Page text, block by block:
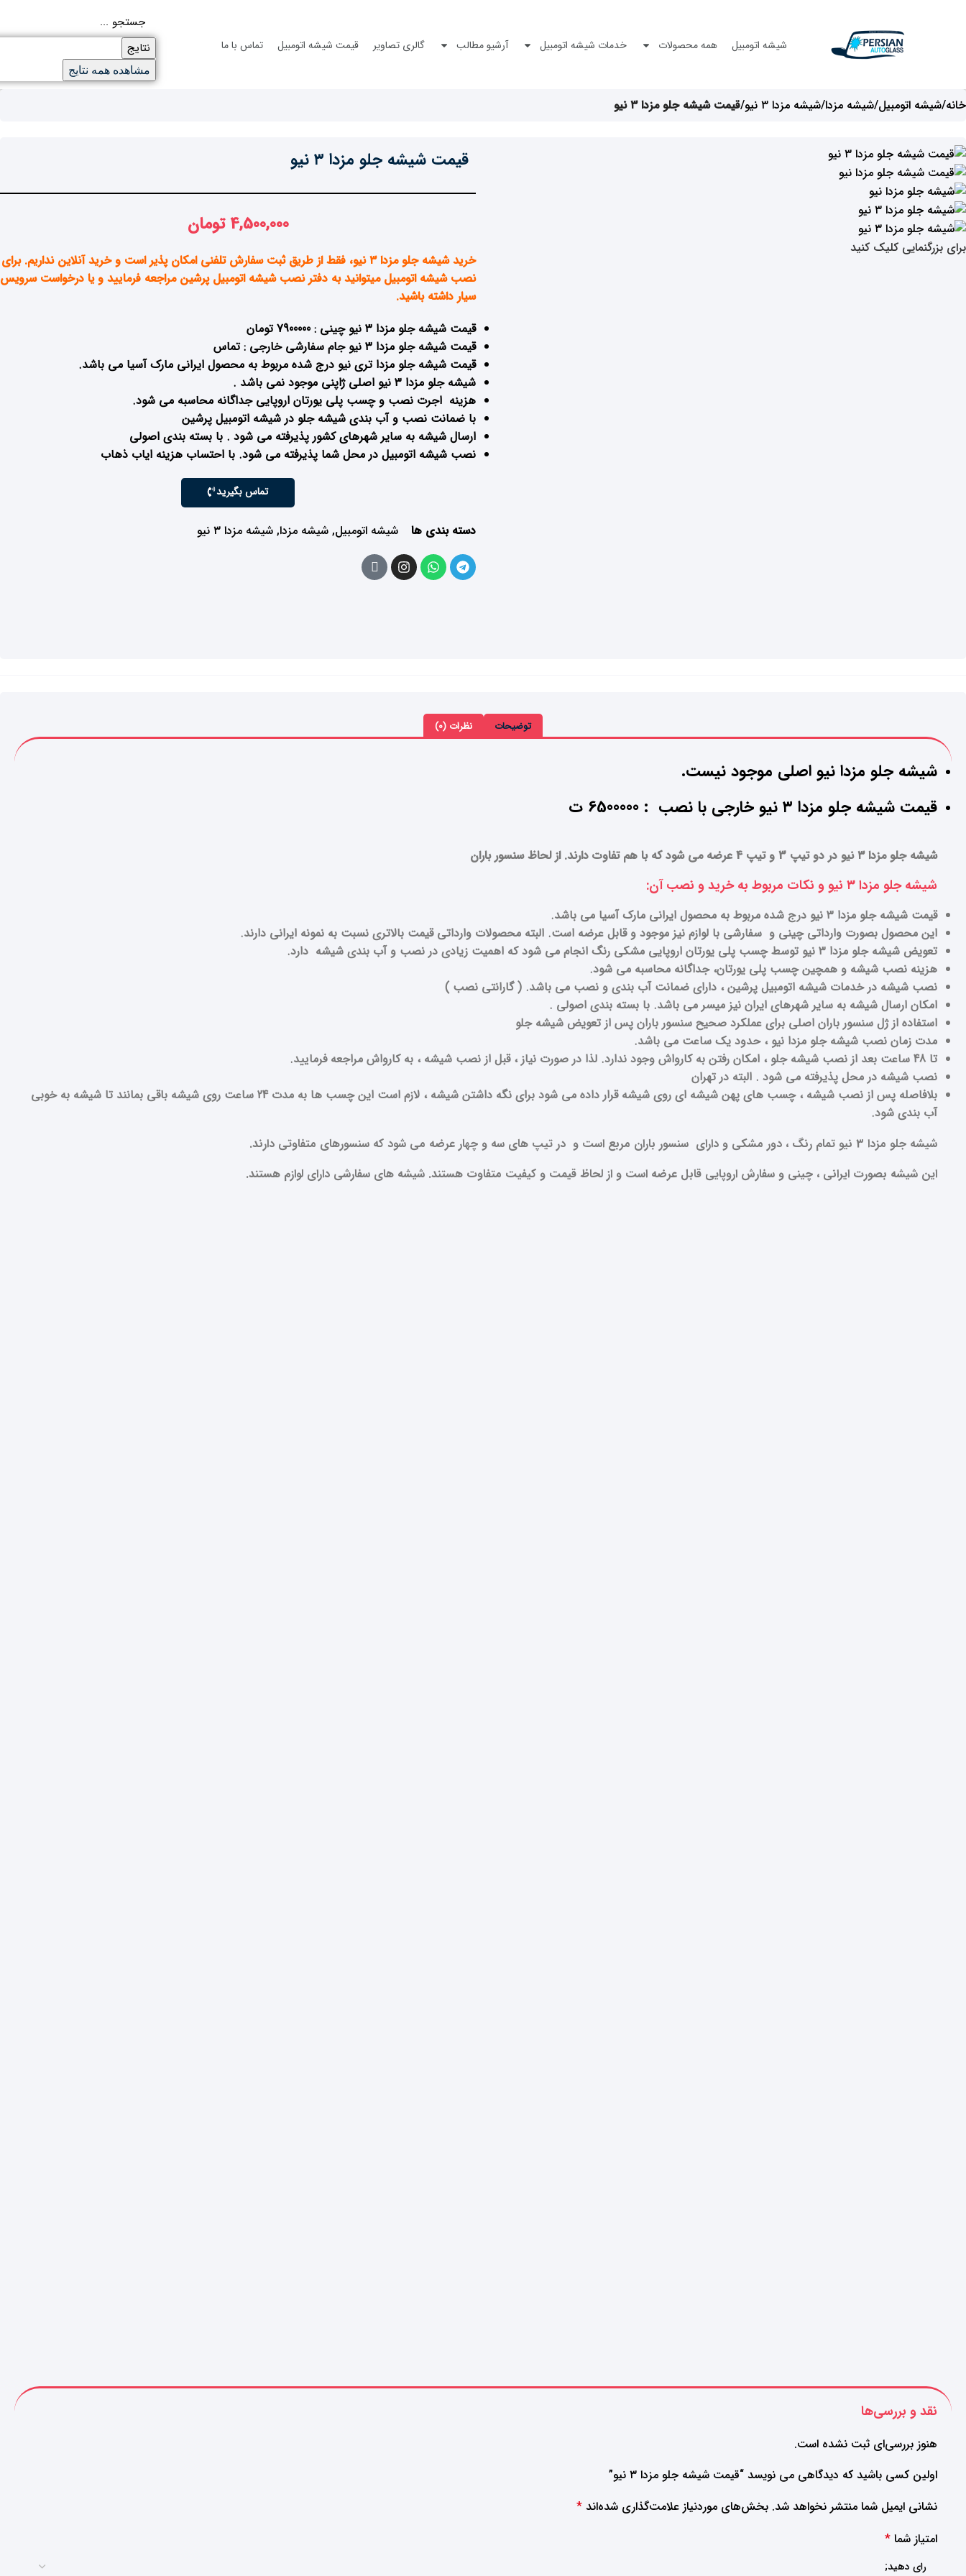
شیشه اتومبیل همه محصولات خدمات شیشه اتومبیل آرشیو مطالب گالری تصاویر قیمت شیشه اتومبیل تماس با ما نتایج
مشاهده همه نتایج
خانه شیشه اتومبیل شیشه مزدا شیشه مزدا ۳ نیو قیمت شیشه جلو مزدا ۳ نیو
برای بزرگنمایی کلیک کنید
قیمت شیشه جلو مزدا ۳ نیو
4,500,000 تومان
خرید شیشه جلو مزدا ۳ نیو
، فقط از طریق ثبت سفارش تلفنی امکان پذیر است و خرید آنلاین نداریم. برای
نصبشیشه اتومبیل میتوانید به دفتر نصب شیشه اتومبیل پرشین مراجعه فرمایید و یا درخواست سرویس
سیار داشته باشید.
قیمت شیشه جلو مزدا ۳ نیو چینی : 7900000 تومان
قیمت شیشه جلو مزدا ۳ نیو جام سفارشی خارجی : تماس
قیمت شیشه جلو مزدا تری نیو درج شده مربوط به محصول ایرانی مارک آسیا می باشد.
شیشه جلو مزدا ۳ نیو اصلی ژاپنی موجود نمی باشد .
هزینه اجرت نصب و چسب پلی یورتان اروپایی جداگانه محاسبه می شود.
با ضمانت نصب و آب بندی شیشه جلو در شیشه اتومبیل پرشین
ارسال شیشه به سایر شهرهای کشور پذیرفته می شود . با بسته بندی اصولی
نصب شیشه اتومبیل در محل شما پذیرفته می شود. با احتساب هزینه ایاب ذهاب
تماس بگیرید
دسته بندی ها شیشه اتومبیل, شیشه مزدا, شیشه مزدا ۳ نیو
توضیحات نظرات (0)
شیشه جلو مزدا نیو اصلی موجود نیست.
قیمت شیشه جلو مزدا ۳ نیو خارجی با نصب : 6500000 ت
شیشه جلو مزدا ۳ نیو در دو تیپ 3 و تیپ 4 عرضه می شود که با هم تفاوت دارند. از لحاظ سنسور باران
شیشه جلو مزدا ۳ نیو و نکات مربوط به خرید و نصب آن:
قیمت شیشه جلو مزدا ۳ نیو درج شده مربوط به محصول ایرانی مارک آسیا می باشد.
این محصول بصورت وارداتی چینی و سفارشی با لوازم نیز موجود و قابل عرضه است. البته محصولات وارداتی قیمت بالاتری نسبت به نمونه ایرانی دارند.
تعویض شیشه جلو مزدا ۳ نیو توسط چسب پلی یورتان اروپایی مشکی رنگ انجام می شود که اهمیت زیادی در نصب و آب بندی شیشه دارد.
هزینه نصب شیشه و همچین چسب پلی یورتان، جداگانه محاسبه می شود.
نصب شیشه در خدمات شیشه اتومبیل پرشین ، دارای ضمانت آب بندی و نصب می باشد. ( گارانتی نصب )
امکان ارسال شیشه به سایر شهرهای ایران نیز میسر می باشد. با بسته بندی اصولی .
استفاده از ژل سنسور باران اصلی برای عملکرد صحیح سنسور باران پس از تعویض شیشه جلو
مدت زمان نصب شیشه جلو مزدا نیو ، حدود یک ساعت می باشد.
تا 48 ساعت بعد از نصب شیشه جلو ، امکان رفتن به کارواش وجود ندارد. لذا در صورت نیاز ، قبل از نصب شیشه ، به کارواش مراجعه فرمایید.
نصب شیشه در محل پذیرفته می شود . البته در تهران
بلافاصله پس از نصب شیشه ، چسب های پهن شیشه ای روی شیشه قرار داده می شود برای نگه داشتن شیشه ، لازم است این چسب ها به مدت 24 ساعت روی شیشه باقی بمانند تا شیشه به خوبی
آب بندی شود.
شیشه جلو مزدا 3 نیو
تمام رنگ ، دور مشکی و دارای سنسور باران مربع است و در تیپ های سه و چهار عرضه می شود که سنسورهای متفاوتی دارند.
این شیشه بصورت ایرانی ، چینی و سفارش اروپایی قابل عرضه است و از لحاظ قیمت و کیفیت متفاوت هستند. شیشه های سفارشی دارای لوازم هستند.
نقد و بررسی‌ها
هنوز بررسی‌ای ثبت نشده است.
اولین کسی باشید که دیدگاهی می نویسد “قیمت شیشه جلو مزدا ۳ نیو”
نشانی ایمیل شما منتشر نخواهد شد. بخش‌های موردنیاز علامت‌گذاری شده‌اند *
امتیاز شما *